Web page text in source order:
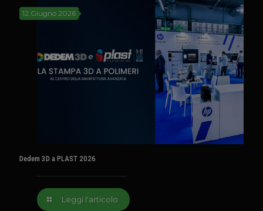
12 Giugno 2026
Dedem 3D a PLAST 2026
Leggi l'articolo